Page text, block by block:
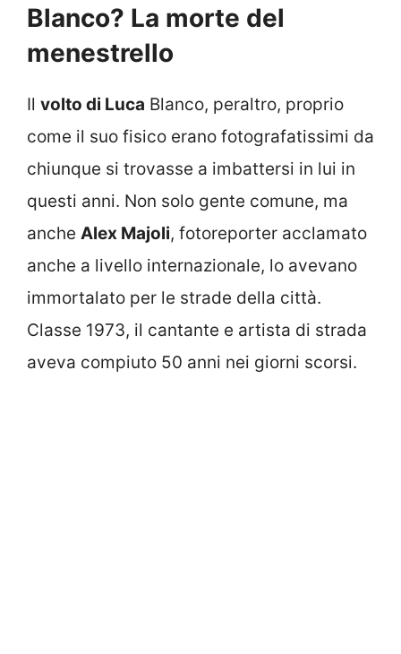
Blanco? La morte del
menestrello
Il volto di Luca Blanco, peraltro, proprio
come il suo fisico erano fotografatissimi da
chiunque si trovasse a imbattersi in lui in
questi anni. Non solo gente comune, ma
anche Alex Majoli, fotoreporter acclamato
anche a livello internazionale, lo avevano
immortalato per le strade della città.
Classe 1973, il cantante e artista di strada
aveva compiuto 50 anni nei giorni scorsi.